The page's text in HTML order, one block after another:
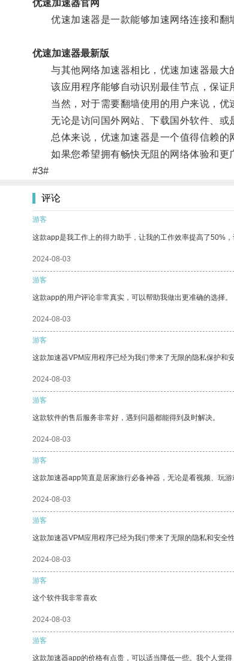
优速加速器官网
优速加速器是一款能够加速网络连接和翻
优速加速器最新版
与其他网络加速器相比，优速加速器最大
该应用程序能够自动识别最佳节点，保证
当然，对于需要翻墙使用的用户来说，优
无论是访问国外网站、下载国外软件、或
总体来说，优速加速器是一个值得信赖的
如果您希望拥有畅快无阻的网络体验和更
#3#
评论
游客
这款app是我工作上的得力助手，让我的工作效率提高了50%，
2024-08-03
游客
这款app的用户评论非常真实，可以帮助我做出更准确的选择。
2024-08-03
游客
这款加速器VPM应用程序已经为我们带来了无限的隐私保护和安
2024-08-03
游客
这款软件的售后服务非常好，遇到问题都能得到及时解决。
2024-08-03
游客
这款加速器app简直是居家旅行必备神器，无论是看视频、玩
2024-08-03
游客
这款加速器VPM应用程序已经为我们带来了无限的隐私和安全性
2024-08-03
游客
这个软件我非常喜欢
2024-08-03
游客
这款加速器app的价格有点贵，可以适当降低一些。我个人觉